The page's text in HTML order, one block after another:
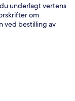
underlagt vertens
om
ved bestilling av